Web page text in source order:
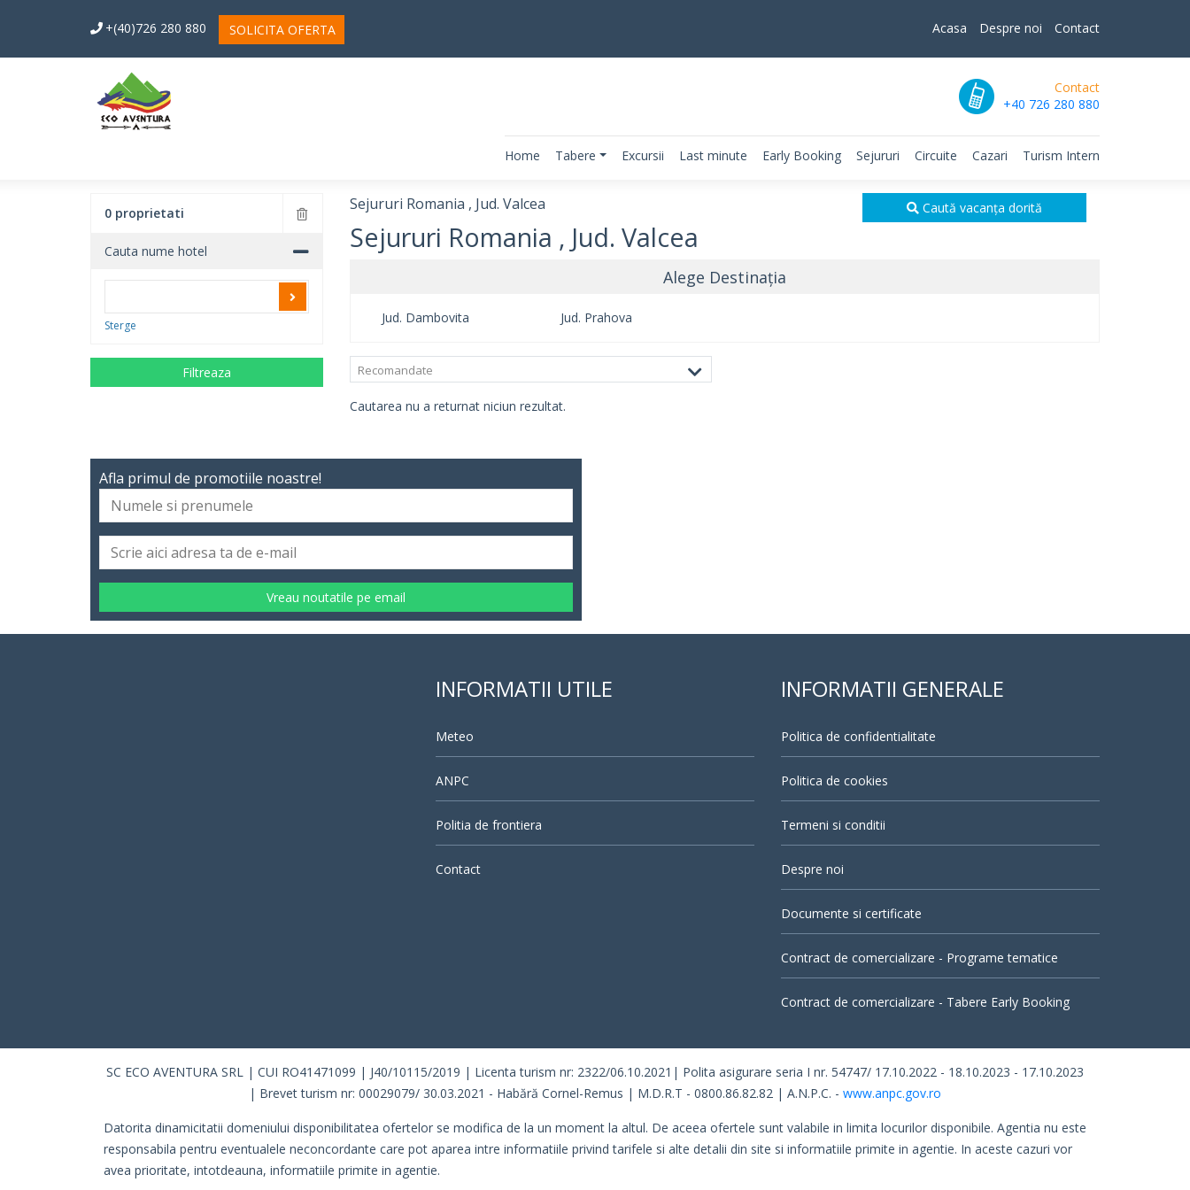
+(40)726 280 880 SOLICITA OFERTA Acasa Despre noi Contact
Contact
+40 726 280 880
Home Tabere Excursii Last minute Early Booking Sejururi Circuite Cazari Turism Intern
0 proprietati
Cauta nume hotel
Sterge
Filtreaza
Sejururi Romania , Jud. Valcea Caută vacanța dorită
Sejururi Romania , Jud. Valcea
Alege Destinația
Jud. Dambovita Jud. Prahova
Recomandate
Cautarea nu a returnat niciun rezultat.
Afla primul de promotiile noastre!
Vreau noutatile pe email
INFORMATII UTILE
Meteo
ANPC
Politia de frontiera
Contact
INFORMATII GENERALE
Politica de confidentialitate
Politica de cookies
Termeni si conditii
Despre noi
Documente si certificate
Contract de comercializare - Programe tematice
Contract de comercializare - Tabere Early Booking
SC ECO AVENTURA SRL | CUI RO41471099 | J40/10115/2019 | Licenta turism nr: 2322/06.10.2021| Polita asigurare seria I nr. 54747/ 17.10.2022 - 18.10.2023 - 17.10.2023
| Brevet turism nr: 00029079/ 30.03.2021 - Habără Cornel-Remus | M.D.R.T - 0800.86.82.82 | A.N.P.C. - www.anpc.gov.ro
Datorita dinamicitatii domeniului disponibilitatea ofertelor se modifica de la un moment la altul. De aceea ofertele sunt valabile in limita locurilor disponibile. Agentia nu este
responsabila pentru eventualele neconcordante care pot aparea intre informatiile privind tarifele si alte detalii din site si informatiile primite in agentie. In aceste cazuri vor
avea prioritate, intotdeauna, informatiile primite in agentie.